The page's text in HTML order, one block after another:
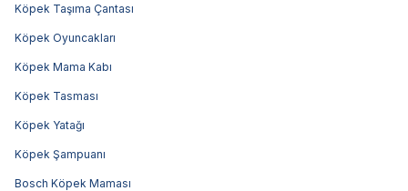
Köpek Taşıma Çantası
Köpek Oyuncakları
Köpek Mama Kabı
Köpek Tasması
Köpek Yatağı
Köpek Şampuanı
Bosch Köpek Maması